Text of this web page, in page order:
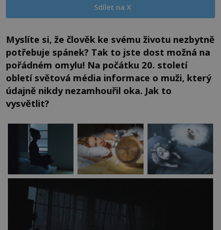
Sdílet na X
Myslíte si, že člověk ke svému životu nezbytně
potřebuje spánek? Tak to jste dost možná na
pořádném omylu! Na počátku 20. století
obletí světová média informace o muži, který
údajně nikdy nezamhouřil oka. Jak to
vysvětlit?